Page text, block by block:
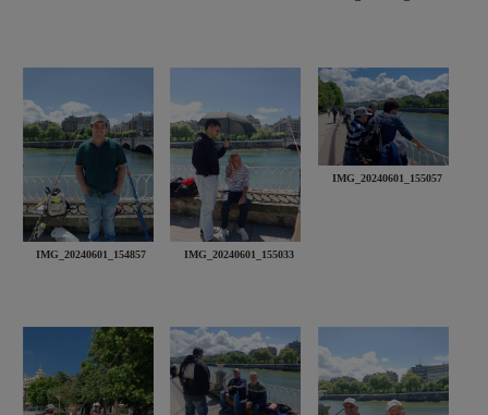
IMG_20240601_154857 IMG_20240601_155033
IMG_20240601_155057